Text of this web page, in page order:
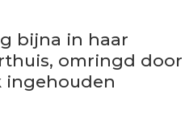
bijna in haar
omringd door
ingehouden